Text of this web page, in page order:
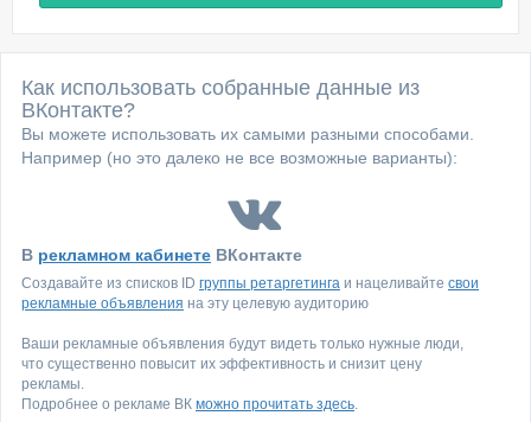
Как использовать собранные данные из
ВКонтакте?
Вы можете использовать их самыми разными способами.
Например (но это далеко не все возможные варианты):
В рекламном кабинете ВКонтакте
Создавайте из списков ID группы ретаргетинга и нацеливайте свои
рекламные объявления на эту целевую аудиторию
Ваши рекламные объявления будут видеть только нужные люди,
что существенно повысит их эффективность и снизит цену
рекламы.
Подробнее о рекламе ВК можно прочитать здесь.